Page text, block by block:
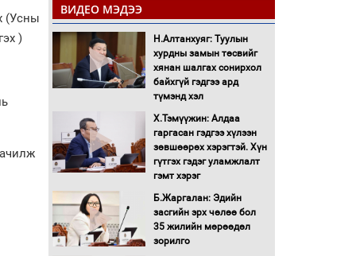
(Усны
)
Санхүүгийн хэмнэлтийн
горимд эрүүл мэндийн
салбар хамаарахгүй
Нөөцийн махны
нээлттэй ил тод болгоно
Монгол Улс “COP17”-д
“Тал хээрийн
танилцуулна
16 төрлийн эмийг нэг эх
үүсвэрээс худалдан авах
ВИДЕО МЭДЭЭ
Н.Алтанхуяг: Туулын
хурдны замын төсвийг
хянан шалгах сонирхол
байхгүй гэдгээ ард
түмэнд хэл
Х.Тэмүүжин: Алдаа
гаргасан гэдгээ хүлээн
зөвшөөрөх хэрэгтэй. Хүн
гүтгэх гэдэг уламжлалт
гэмт хэрэг
Б.Жаргалан: Эдийн
засгийн эрх чөлөө бол
35 жилийн мөрөөдөл
зорилго